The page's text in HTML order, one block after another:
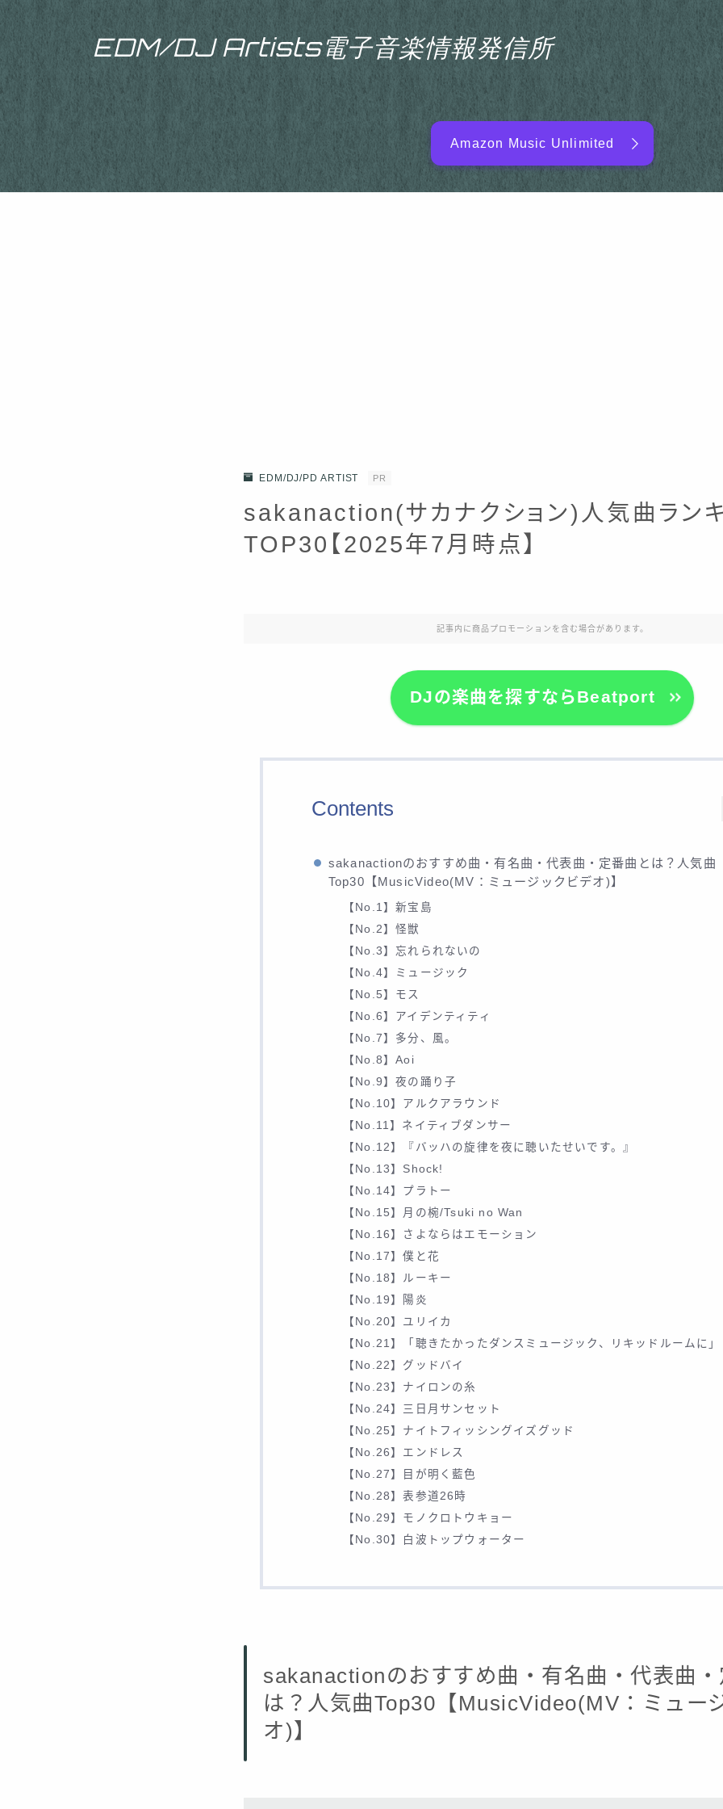
EDM/DJ Artists電子音楽情報発信所
EDM/DJ/PD ARTIST
Amazon Music Unlimited
EDM/DJ/PD ARTIST PR
sakanaction(サカナクション)人気曲ラン
TOP30【2025年7月時点】
記事内に商品プロモーションを含む場合があります。
DJの楽曲を探すならBeatport
Contents
sakanactionのおすすめ曲・有名曲・代表曲・定番曲とは？人気曲
Top30【MusicVideo(MV：ミュージックビデオ)】
【No.1】新宝島
【No.2】怪獣
【No.3】忘れられないの
【No.4】ミュージック
【No.5】モス
【No.6】アイデンティティ
【No.7】多分、風。
【No.8】Aoi
【No.9】夜の踊り子
【No.10】アルクアラウンド
【No.11】ネイティブダンサー
【No.12】『バッハの旋律を夜に聴いたせいです。』
【No.13】Shock!
【No.14】プラトー
【No.15】月の椀/Tsuki no Wan
【No.16】さよならはエモーション
【No.17】僕と花
【No.18】ルーキー
【No.19】陽炎
【No.20】ユリイカ
【No.21】「聴きたかったダンスミュージック、リキッドルームに」
【No.22】グッドバイ
【No.23】ナイロンの糸
【No.24】三日月サンセット
【No.25】ナイトフィッシングイズグッド
【No.26】エンドレス
【No.27】目が明く藍色
【No.28】表参道26時
【No.29】モノクロトウキョー
【No.30】白波トップウォーター
sakanactionのおすすめ曲・有名曲・代表曲
は？人気曲Top30【MusicVideo(MV：ミュー
オ)】